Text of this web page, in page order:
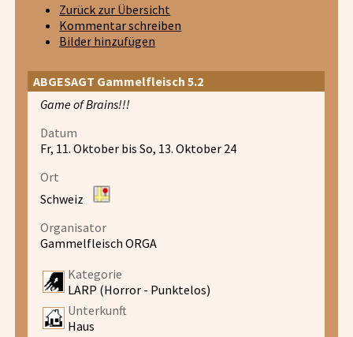
Zurück zur Übersicht
Kommentar schreiben
Bilder hinzufügen
ABGESAGT Gammelfleisch 5.2
Game of Brains!!!
Datum
Fr, 11. Oktober bis So, 13. Oktober 24
Ort
Schweiz
Organisator
Gammelfleisch ORGA
Kategorie
LARP (Horror - Punktelos)
Unterkunft
Haus